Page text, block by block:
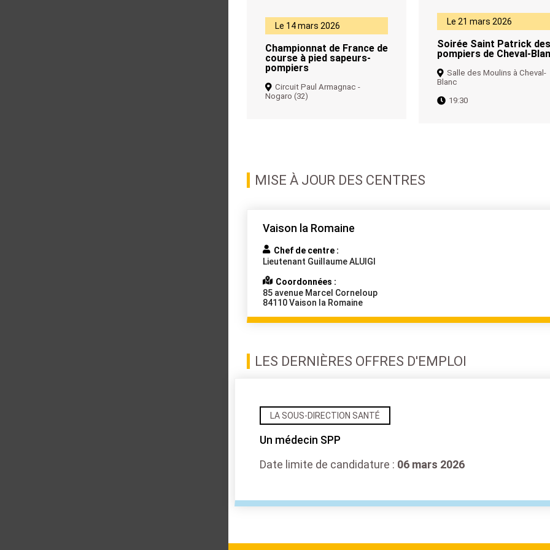
Le 14 mars 2026
Championnat de France de
course à pied sapeurs-
pompiers
Circuit Paul Armagnac -
Nogaro (32)
Le 21 mars 2026
Soirée Saint Patrick des
pompiers de Cheval-
Salle des Moulins à Cheval-
Blanc
19:30
MISE À JOUR DES CENTRES
Vaison la Romaine
Chef de centre :
Lieutenant Guillaume ALUIGI
Coordonnées :
85 avenue Marcel Corneloup
84110Vaison la Romaine
LES DERNIÈRES OFFRES D'EMPLOI
LA SOUS-DIRECTION SANTÉ
Un médecin SPP
Date limite de candidature : 06 mars 2026